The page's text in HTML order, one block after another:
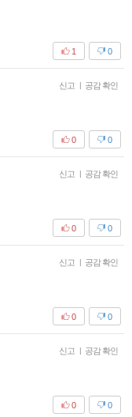
0
1
신고 | 공감 확인
0
0
신고 | 공감 확인
0
0
신고 | 공감 확인
0
0
신고 | 공감 확인
0
0